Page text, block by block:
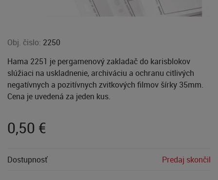
Obj. čislo: 2250
Hama 2251 je pergamenový zakladač do karisblokov
slúžiaci na uskladnenie, archiváciu a ochranu citlivých
negatívnych a pozitívnych zvitkových filmov šírky 35mm.
Cena je uvedená za jeden kus.
0,50 €
Dostupnosť Predaj skončil